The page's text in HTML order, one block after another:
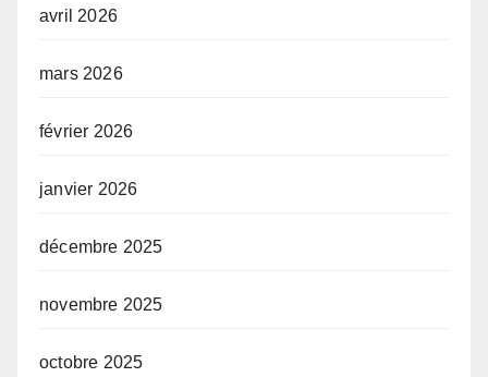
avril 2026
mars 2026
février 2026
janvier 2026
décembre 2025
novembre 2025
octobre 2025